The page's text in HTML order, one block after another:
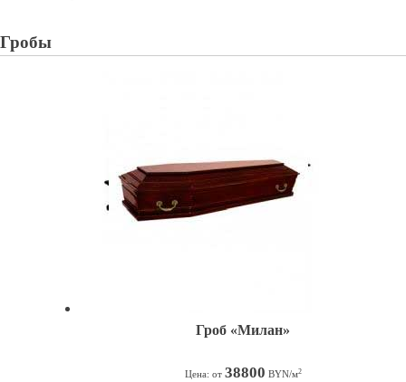
Гробы
Гроб «Милан»
Цена: от 38800 BYN/м2